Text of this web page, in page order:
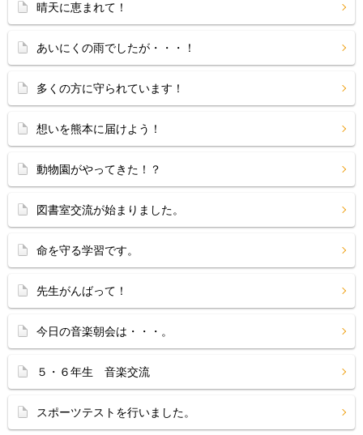
晴天に恵まれて！
あいにくの雨でしたが・・・！
多くの方に守られています！
想いを熊本に届けよう！
動物園がやってきた！？
図書室交流が始まりました。
命を守る学習です。
先生がんばって！
今日の音楽朝会は・・・。
５・６年生 音楽交流
スポーツテストを行いました。